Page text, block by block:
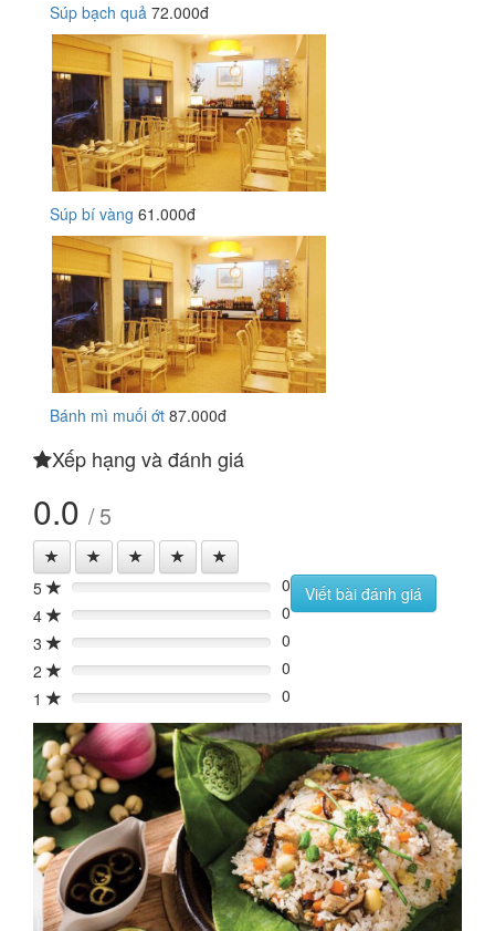
Súp bạch quả 72.000đ
Súp bí vàng 61.000đ
Bánh mì muối ớt 87.000đ
Xếp hạng và đánh giá
0.0 / 5
5 0%
0
4
0%
0
3
0%
0
2
0%
0
1
0% 0
Viết bài đánh giá